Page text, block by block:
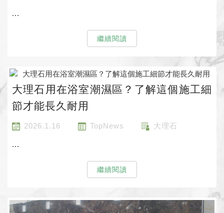
...
繼續閱讀
大理石用在浴室潮濕區？了解這個施工細
節才能長久耐用
2026.1.16 TopNews 大理石
...
繼續閱讀